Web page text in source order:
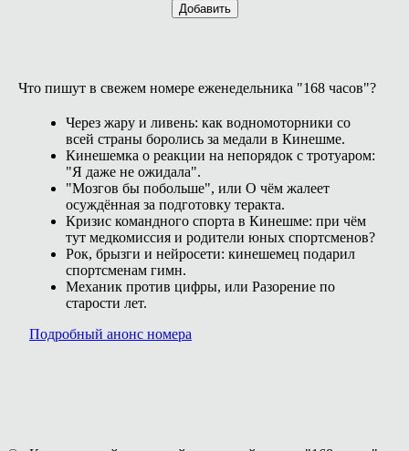
Добавить
Что пишут в свежем номере еженедельника "168 часов"?
Через жару и ливень: как водномоторники со
всей страны боролись за медали в Кинешме.
Кинешемка о реакции на непорядок с тротуаром:
"Я даже не ожидала".
"Мозгов бы побольше", или О чём жалеет
осуждённая за подготовку теракта.
Кризис командного спорта в Кинешме: при чём
тут медкомиссия и родители юных спортсменов?
Рок, брызги и нейросети: кинешемец подарил
спортсменам гимн.
Механик против цифры, или Разорение по
старости лет.
Подробный анонс номера